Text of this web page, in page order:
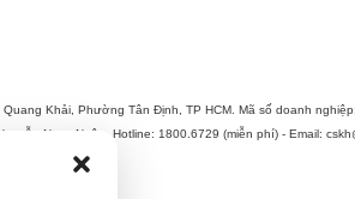
Khải, Phường Tân Định, TP HCM. Mã số doanh
Ngọc Ngân. Hotline: 1800.6729 (miễn phí) - Email: